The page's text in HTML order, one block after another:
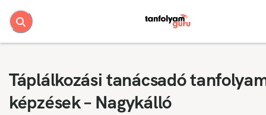
Táplálkozási tanácsadó
képzések – Nagykálló